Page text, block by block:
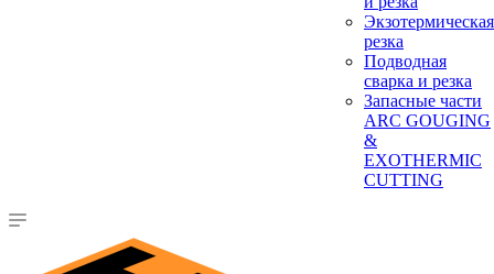
Экзотермическая
резка
Подводная
сварка и резка
Запасные части
ARC GOUGING
&
EXOTHERMIC
CUTTING